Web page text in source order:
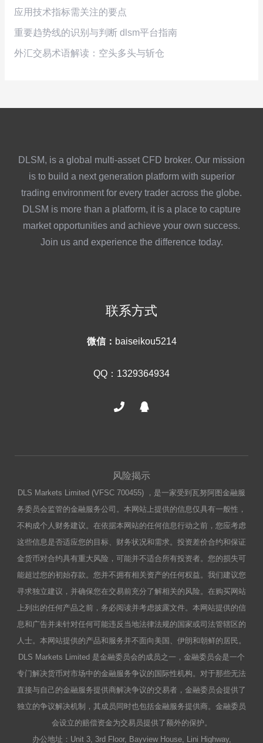
应用技术指标需关注的要点
重要趋势线的识别与判断 dlsm平台指南
外汇交易术语解读：空头多头与斩仓
DLSM, is a global multi-asset CFD broker. Our mission
is to build a next generation platform with superior
trading environment for every trader across the globe.
DLSM is more than a platform, it is a place to capture
market opportunities and achieve your own success.
Join us and experience the difference today.
联系方式
微信： baiseikou5214
QQ：1329364934
风险揭示
DLS Markets Limited (VFSC 700455) ，是一家受到瓦努阿图金融服
务委员会监管的金融服务公司。本网站上提供的信息仅具有一般性，
不构成个人财务建议。在依据本网站的任何信息行动之前，您应考虑
这些信息是否适应您的目标、财务状况和需求。投资差价合约和保证
金货币对合约具有重大风险，可能并不适合所有投资者。您的损失可
能超过您的初始存款。您并不拥有相关资产的任何权益。我们建议您
寻求独立建议，并确保您在交易前充分了解相关的风险。在购买网站
上列出的任何产品之前，务必阅读并考虑披露文件。本网站提供的信
息和广告并未针对任何可能违反当地法律法规的国家或司法管辖区的
人士。本网站提供的产品和服务并不面向美国、伊朗和朝鲜的居民。
DLS Markets Limited 是金融委员会的成员之一，金融委员会是一个
专门解决货币对市场中的金融服务争议的国际性机构。对于那些无法
直接与自己的金融服务提供商解决争议的交易者，金融委员会提供了
独立的争议解决机制，其成员同时也包括金融服务提供商。金融委员
会设立的赔偿资金为交易员提供了额外的保护。
办公地址：Unit 3, 3rd Floor, Bayview House, Lini Highway,